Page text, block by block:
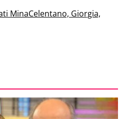
MinaCelentano, Giorgia,